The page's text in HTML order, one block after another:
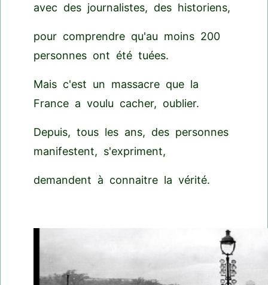
avec des journalistes, des historiens,
pour comprendre qu'au moins 200
personnes ont été tuées.
Mais c'est un massacre que la
France a voulu cacher, oublier.
Depuis, tous les ans, des personnes
manifestent, s'expriment,
demandent à connaitre la vérité.